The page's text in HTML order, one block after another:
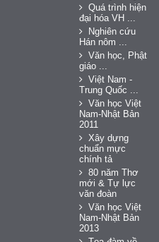
Quá trình hiện
đại hóa VH ...
Nghiên cứu
Hán nôm ...
Văn học, Phật
giáo ...
Việt Nam -
Trung Quốc ...
Văn học Việt
Nam-Nhật Bản
2011
Xây dựng
chuẩn mực
chính tả
80 năm Thơ
mới & Tự lực
văn đoàn
Văn học Việt
Nam-Nhật Bản
2013